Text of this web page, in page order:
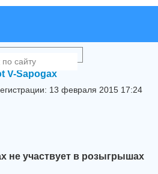
V-Sapogax
13 февраля 2015 17:24
не участвует в розыгрышах